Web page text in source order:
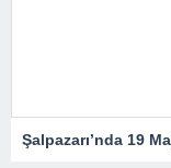
Şalpazarı’nda 19